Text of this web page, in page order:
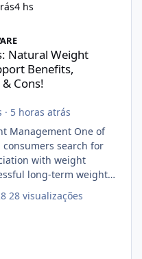
4 hs
Management Support
Natural Weight
Benefits,
Cons!
· 5 horas atrás
Management One of
search for
with weight
long-term weight
depends on
quick fixes. A
28 visualizações